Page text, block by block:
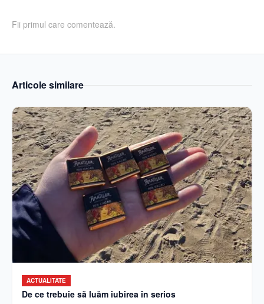
Fii primul care comentează.
Articole similare
ACTUALITATE
De ce trebuie să luăm iubirea în serios